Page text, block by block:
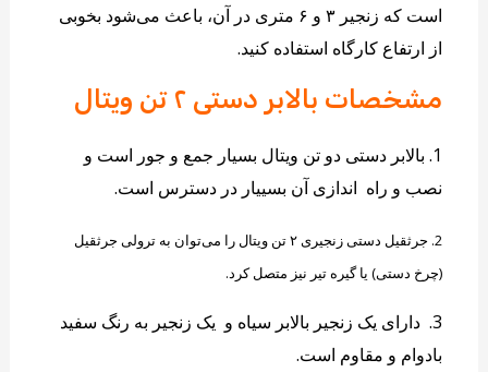
است که زنجیر ۳ و ۶ متری در آن، باعث می‌شود بخوبی
از ارتفاع کارگاه استفاده کنید.
مشخصات بالابر دستی ۲ تن ویتال
1. بالابر دستی دو تن ویتال بسیار جمع و جور است و
نصب و راه اندازی آن بسییار در دسترس است.
2. جرثقیل دستی زنجیری ۲ تن ویتال را می‌توان به ترولی جرثقیل
(چرخ دستی) یا گیره تیر نیز متصل کرد.
3. دارای یک زنجیر بالابر سیاه و یک زنجیر به رنگ سفید
بادوام و مقاوم است.